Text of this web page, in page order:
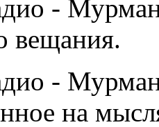
-
вещания.
-
на